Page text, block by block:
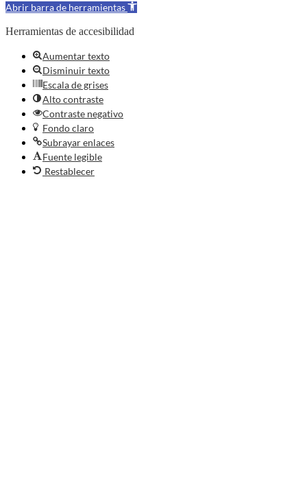
Abrir barra de herramientas
Herramientas de accesibilidad
Aumentar texto
Disminuir texto
Escala de grises
Alto contraste
Contraste negativo
Fondo claro
Subrayar enlaces
Fuente legible
Restablecer